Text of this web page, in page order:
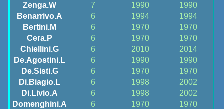
Zenga.W
7 1990
1990
Benarrivo.A
6 1994
1994
Bertini.M
6 1970
1970
Cera.P
6 1970
1970
Chiellini.G
6 2010
2014
De.Agostini.L
6 1990
1990
De.Sisti.G
6 1970
1970
Di.Biagio.L
6 1998
2002
Di.Livio.A
6 1998
2002
Domenghini.A
6 1970
1970